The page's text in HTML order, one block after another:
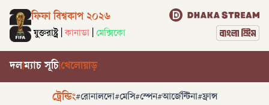
ফিফা বিশ্বকাপ ২০২৬
যুক্তরাষ্ট্র কানাডা মেক্সিকো
দলম্যাচ সূচিখেলোয়াড়
ট্রেন্ডিং#রোনালদো#মেসি#স্পেন#আর্জেন্টিনা#ফ্রান্স